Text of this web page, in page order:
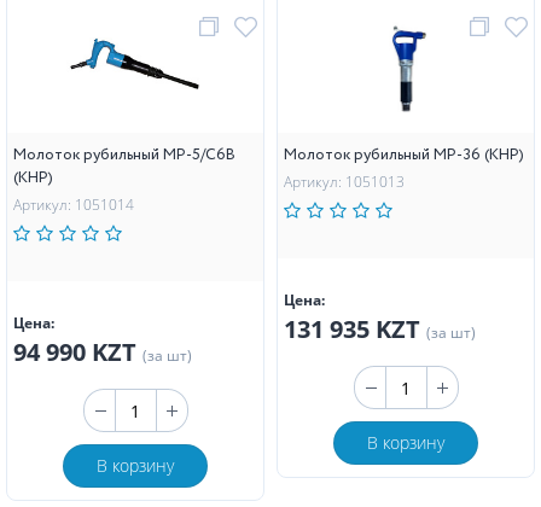
Молоток рубильный МР-5/С6В
(КНР)
Артикул: 1051014
Цена:
94 990 KZT (за шт)
В корзину
Молоток рубильный МР-36 (КНР)
Артикул: 1051013
Цена:
131 935 KZT (за шт)
В корзину